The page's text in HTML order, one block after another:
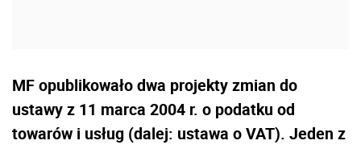
MF opublikowało dwa projekty zmian do
ustawy z 11 marca 2004 r. o podatku od
towarów i usług (dalej: ustawa o VAT). Jeden z